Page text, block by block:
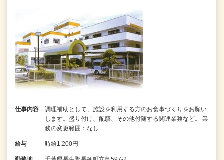
仕事内容
調理補助として、施設を利用する方のお食事づくりをお願い
します。盛り付け、配膳、その他付随する関連業務など。 業
務の変更範囲：なし
給与 時給1,200円